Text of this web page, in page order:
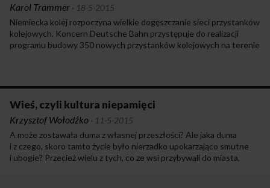
Karol Trammer · 18-5-2015
Niemiecka kolej rozpoczyna wielkie dogęszczanie sieci przystanków
kolejowych. Koncern Deutsche Bahn przystępuje do realizacji
programu budowy 350 nowych przystanków kolejowych na terenie
większych przedsiębiorstwach. –Gdy wiele osób, także żyjących poza
metropoliami, uzyska wygodny dostęp do kolei, liczba pasażerów
rzeczywiście może wyraźnie wzrosnąć
– przewiduje Stefan Buhl, szef
oddziału Związku Pasażerów Pro Bahn w Badenii-Wirtembergii.
Wieś, czyli kultura niepamięci
Krzysztof Wołodźko · 11-5-2015
A może zostawała duma z własnej przeszłości? Ale jaka duma
i z czego, skoro tamto życie było nierzadko upokarzająco smutne
i ubogie? Przecież wielu z tych, co ze wsi przybywali do miasta,